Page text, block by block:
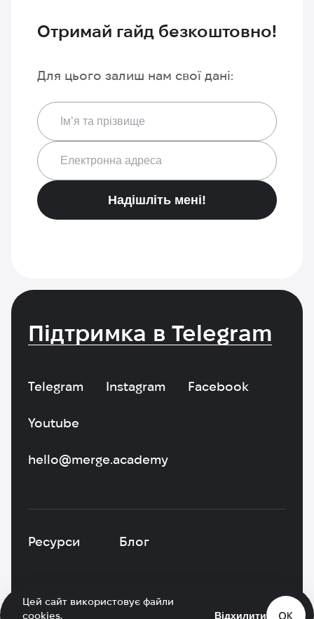
Отримай гайд безкоштовно!
Для цього залиш нам свої дані:
Надішліть мені!
Підтримка в Telegram
Telegram Instagram Facebook
Youtube
hello@merge.academy
Ресурси Блог
Політика конфіденційності
Цей сайт використовує файли
cookies.
Відхилити